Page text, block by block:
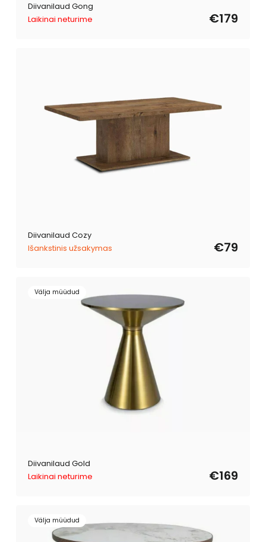
Diivanilaud Gong
Laikinai neturime
€179
Diivanilaud Cozy
Išankstinis užsakymas
€79
Välja müüdud
Diivanilaud Gold
Laikinai neturime
€169
Välja müüdud